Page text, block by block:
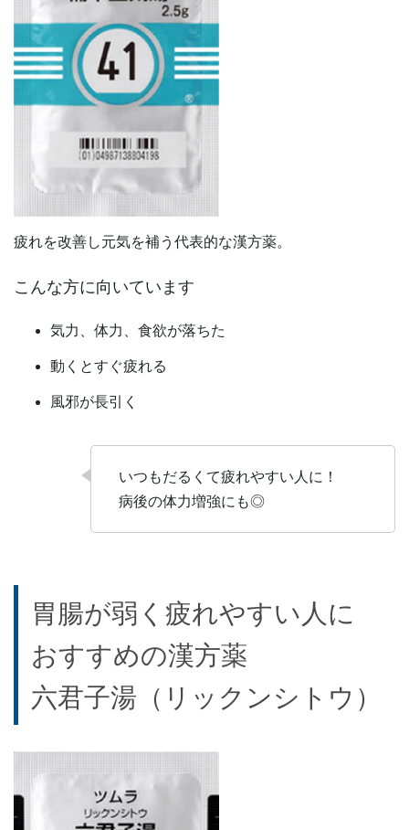
疲れを改善し元気を補う代表的な漢方薬。
こんな方に向いています
気力、体力、食欲が落ちた
動くとすぐ疲れる
風邪が長引く
いつもだるくて疲れやすい人に！
病後の体力増強にも◎
胃腸が弱く疲れやすい人に
おすすめの漢方薬
六君子湯（リックンシトウ）